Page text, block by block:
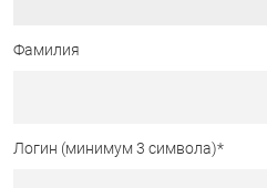
Фамилия
Логин (минимум 3 символа)*